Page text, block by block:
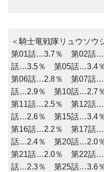
＜騎士竜戦隊リュウソウ
第01話…3.7％ 第02話
話…3.5％ 第05話…3.4
第06話…2.8％ 第07話
話…2.9％ 第10話…2.7
第11話…2.5％ 第12話
話…2.6％ 第15話…3.4
第16話…2.2％ 第17話
話…2.4％ 第20話…2.0
第21話…2.0％ 第22話
話…2.3％ 第25話…3.6